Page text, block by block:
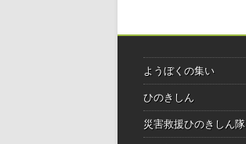
ようぼくの集い
ひのきしん
災害救援ひのきしん隊